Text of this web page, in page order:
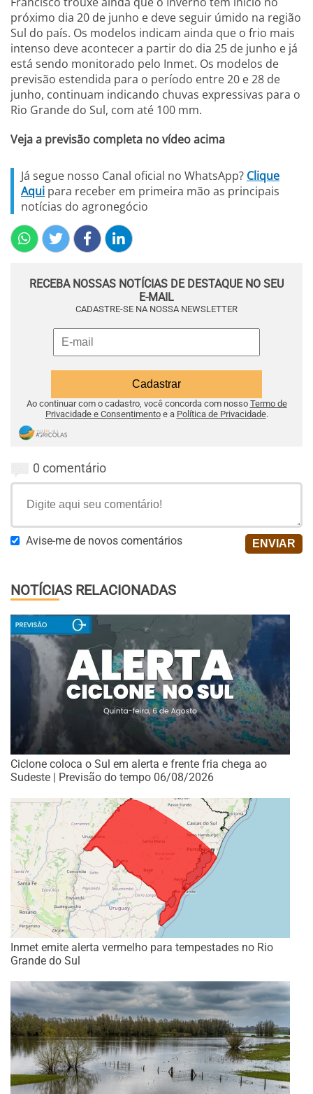
próximo dia 20 de junho e deve seguir úmido na região
Sul do país. Os modelos indicam ainda que o frio mais
intenso deve acontecer a partir do dia 25 de junho e já
está sendo monitorado pelo Inmet. Os modelos de
previsão estendida para o período entre 20 e 28 de
junho, continuam indicando chuvas expressivas para o
Rio Grande do Sul, com até 100 mm.
Veja a previsão completa no vídeo acima
Já segue nosso Canal oficial no WhatsApp? Clique
Aqui para receber em primeira mão as principais
notícias do agronegócio
RECEBA NOSSAS NOTÍCIAS DE DESTAQUE NO SEU
E-MAIL
CADASTRE-SE NA NOSSA NEWSLETTER
Ao continuar com o cadastro, você concorda com nosso Termo de
Privacidade e Consentimentoe a Política de Privacidade.
0 comentário
Avise-me de novos comentários
NOTÍCIAS RELACIONADAS
Ciclone coloca o Sul em alerta e frente fria chega ao
Sudeste | Previsão do tempo 06/08/2026
Inmet emite alerta vermelho para tempestades no Rio
Grande do Sul